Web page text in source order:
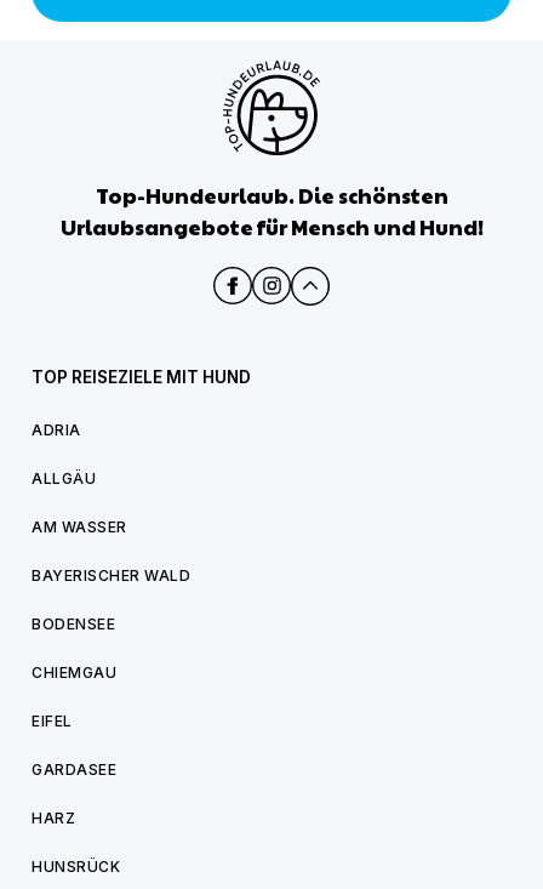
Top-Hundeurlaub. Die schönsten
Urlaubsangebote für Mensch und Hund!
TOP REISEZIELE MIT HUND
ADRIA
ALLGÄU
AM WASSER
BAYERISCHER WALD
BODENSEE
CHIEMGAU
EIFEL
GARDASEE
HARZ
HUNSRÜCK